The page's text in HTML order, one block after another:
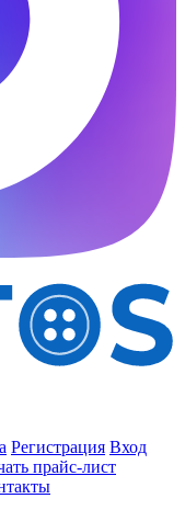
Регистрация Вход
прайс-лист